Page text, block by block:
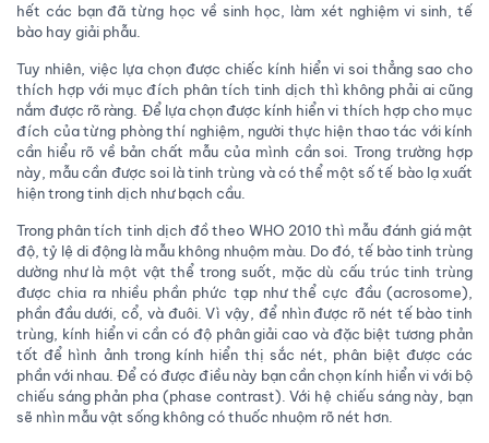
hết các bạn đã từng học về sinh học, làm xét nghiệm vi sinh, tế
bào hay giải phẫu.
Tuy nhiên, việc lựa chọn được chiếc kính hiển vi soi thẳng sao cho
thích hợp với mục đích phân tích tinh dịch thì không phải ai cũng
nắm được rõ ràng. Để lựa chọn được kính hiển vi thích hợp cho mục
đích của từng phòng thí nghiệm, người thực hiện thao tác với kính
cần hiểu rõ về bản chất mẫu của mình cần soi. Trong trường hợp
này, mẫu cần được soi là tinh trùng và có thể một số tế bào lạ xuất
hiện trong tinh dịch như bạch cầu.
Trong phân tích tinh dịch đồ theo WHO 2010 thì mẫu đánh giá mật
độ, tỷ lệ di động là mẫu không nhuộm màu. Do đó, tế bào tinh trùng
dường như là một vật thể trong suốt, mặc dù cấu trúc tinh trùng
được chia ra nhiều phần phức tạp như thể cực đầu (acrosome),
phần đầu dưới, cổ, và đuôi. Vì vậy, để nhìn được rõ nét tế bào tinh
trùng, kính hiển vi cần có độ phân giải cao và đặc biệt tương phản
tốt để hình ảnh trong kính hiển thị sắc nét, phân biệt được các
phần với nhau. Để có được điều này bạn cần chọn kính hiển vi với bộ
chiếu sáng phản pha (phase contrast). Với hệ chiếu sáng này, bạn
sẽ nhìn mẫu vật sống không có thuốc nhuộm rõ nét hơn.